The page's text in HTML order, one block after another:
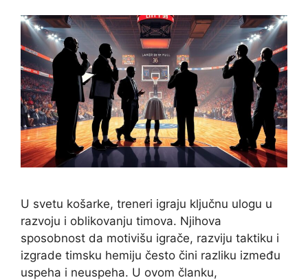
U svetu košarke, treneri igraju ključnu ulogu u
razvoju i oblikovanju timova. Njihova
sposobnost da motivišu igrače, razviju taktiku i
izgrade timsku hemiju često čini razliku između
uspeha i neuspeha. U ovom članku,